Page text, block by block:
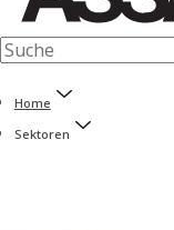
Home
Sektoren